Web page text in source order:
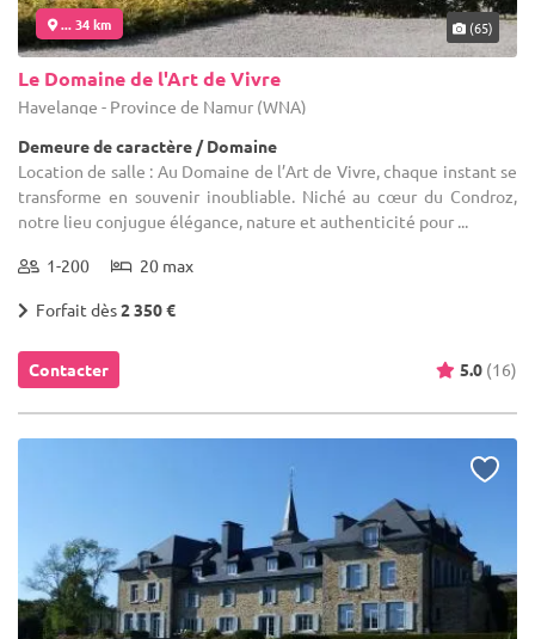
... 34 km (65)
Le Domaine de l'Art de Vivre
Havelange - Province de Namur (WNA)
Demeure de caractère / Domaine
Location de salle : Au Domaine de l’Art de Vivre, chaque instant se
transforme en souvenir inoubliable. Niché au cœur du Condroz,
notre lieu conjugue élégance, nature et authenticité pour ...
1-200 20 max
Forfait dès2 350 €
Contacter 5.0 (16)